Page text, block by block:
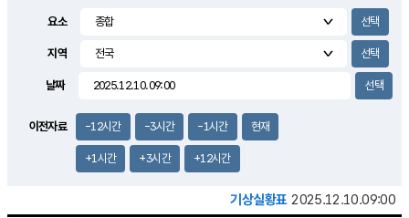
2.6m/s
요소
지역
날짜
이전자료 -12시간 -3시간 -1시간 현재
+1시간 +3시간 +12시간
기상실황표 2025.12.10.09:00